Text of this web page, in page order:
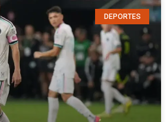
DEPORTES